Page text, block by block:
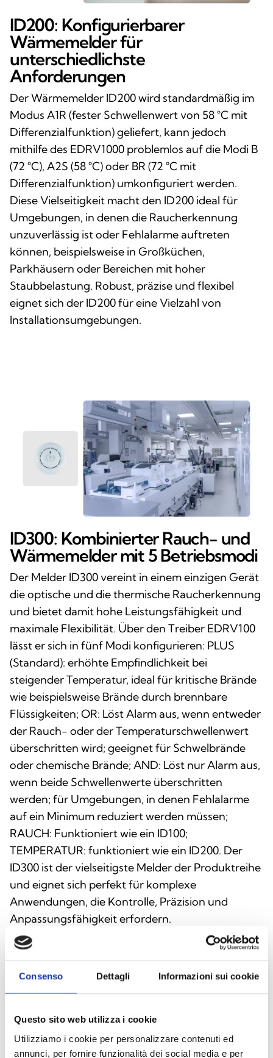
Consenso Dettagli Informazioni sui cookie
Questo sito web utilizza i cookie
Utilizziamo i cookie per personalizzare contenuti ed
annunci, per fornire funzionalità dei social media e per
ID200: Konfigurierbarer
Wärmemelder für
unterschiedlichste
Anforderungen
Der Wärmemelder ID200 wird standardmäßig im
Modus A1R (fester Schwellenwert von 58 °C mit
Differenzialfunktion) geliefert, kann jedoch
mithilfe des EDRV1000 problemlos auf die Modi B
(72 °C), A2S (58 °C) oder BR (72 °C mit
Differenzialfunktion) umkonfiguriert werden.
Diese Vielseitigkeit macht den ID200 ideal für
Umgebungen, in denen die Raucherkennung
unzuverlässig ist oder Fehlalarme auftreten
können, beispielsweise in Großküchen,
Parkhäusern oder Bereichen mit hoher
Staubbelastung. Robust, präzise und flexibel
eignet sich der ID200 für eine Vielzahl von
Installationsumgebungen.
ID300: Kombinierter Rauch- und
Wärmemelder mit 5 Betriebsmodi
Der Melder ID300 vereint in einem einzigen Gerät
die optische und die thermische Raucherkennung
und bietet damit hohe Leistungsfähigkeit und
maximale Flexibilität. Über den Treiber EDRV100
lässt er sich in fünf Modi konfigurieren: PLUS
(Standard): erhöhte Empfindlichkeit bei
steigender Temperatur, ideal für kritische Brände
wie beispielsweise Brände durch brennbare
Flüssigkeiten; OR: Löst Alarm aus, wenn entweder
der Rauch- oder der Temperaturschwellenwert
überschritten wird; geeignet für Schwelbrände
oder chemische Brände; AND: Löst nur Alarm aus,
wenn beide Schwellenwerte überschritten
werden; für Umgebungen, in denen Fehlalarme
auf ein Minimum reduziert werden müssen;
RAUCH: Funktioniert wie ein ID100;
TEMPERATUR: funktioniert wie ein ID200. Der
ID300 ist der vielseitigste Melder der Produktreihe
und eignet sich perfekt für komplexe
Anwendungen, die Kontrolle, Präzision und
Anpassungsfähigkeit erfordern.
INTEGRATION UND WEITERE
OPTIONEN